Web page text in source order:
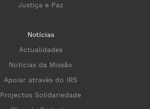
Justiça e Paz
Notícias
Actualidades
Notícias da Missão
Apoiar através do IRS
Projectos Solidariedade